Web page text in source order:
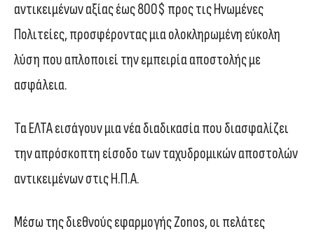
αντικειμένων αξίας έως 800$ προς τις Ηνωμένες
Πολιτείες, προσφέροντας μια ολοκληρωμένη εύκολη
λύση που απλοποιεί την εμπειρία αποστολής με
ασφάλεια.
Τα ΕΛΤΑ εισάγουν μια νέα διαδικασία που διασφαλίζει
την απρόσκοπτη είσοδο των ταχυδρομικών αποστολών
αντικειμένων στις Η.Π.Α.
Μέσω της διεθνούς εφαρμογής Zonos, οι πελάτες